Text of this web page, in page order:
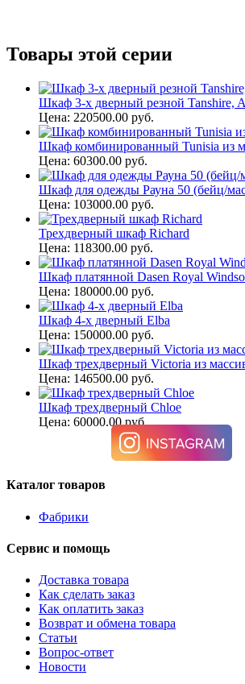
Товары этой серии
Шкаф 3-х дверный резной Tanshire,
Цена: 220500.00 руб.
Шкаф комбинированный Tunisia из
Цена: 60300.00 руб.
Шкаф для одежды Рауна 50 (бейц/
Цена: 103000.00 руб.
Трехдверный шкаф Richard
Цена: 118300.00 руб.
Шкаф платянной Dasen Royal
Цена: 180000.00 руб.
Шкаф 4-х дверный Elba
Цена: 150000.00 руб.
Шкаф трехдверный Victoria из
Цена: 146500.00 руб.
Шкаф трехдверный Chloe
Цена: 60000.00 руб.
Каталог товаров
Фабрики
Сервис и помощь
Доставка товара
Как сделать заказ
Как оплатить заказ
Возврат и обмена товара
Статьи
Вопрос-ответ
Новости